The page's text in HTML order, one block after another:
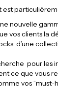
est
nouvelle
vos clients la
d’une
pour les
ce que vous
vos “must-